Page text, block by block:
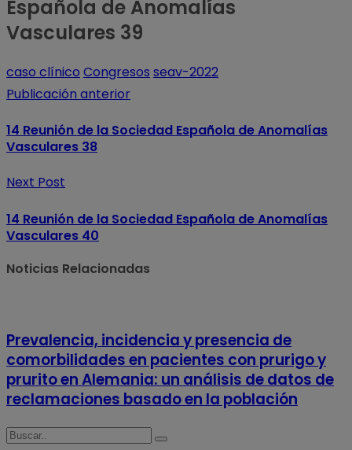
Española de Anomalías
Vasculares 39
caso clínico Congresos seav-2022
Publicación anterior
14 Reunión de la Sociedad Española de Anomalías
Vasculares 38
Next Post
14 Reunión de la Sociedad Española de Anomalías
Vasculares 40
Noticias Relacionadas
Prevalencia, incidencia y presencia de
comorbilidades en pacientes con prurigo y
prurito en Alemania: un análisis de datos de
reclamaciones basado en la población